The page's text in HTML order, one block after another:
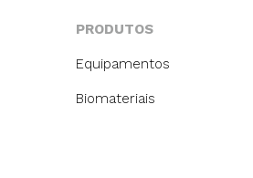
PRODUTOS
Equipamentos
Biomateriais